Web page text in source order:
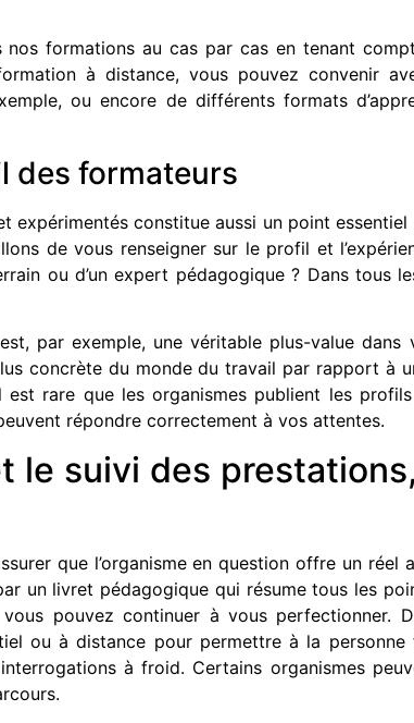
nos formations au cas par cas en tenant
à distance, vous pouvez convenir
ou encore de différents formats
des formateurs
expérimentés constitue aussi un point
de vous renseigner sur le profil et
ou d’un expert pédagogique ? Dans tous
par exemple, une véritable plus-value
concrète du monde du travail par rapport à
est rare que les organismes publient les
répondre correctement à vos attentes.
le suivi des
que l’organisme en question offre un
un livret pédagogique qui résume tous les
pouvez continuer à vous perfectionner.
ou à distance pour permettre à la
à froid. Certains organismes